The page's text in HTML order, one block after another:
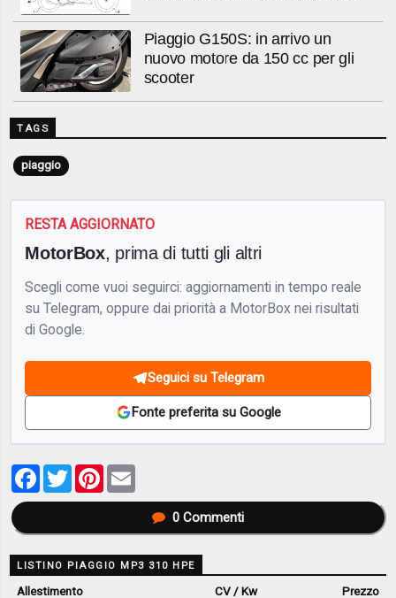
Piaggio G150S: in arrivo un
nuovo motore da 150 cc per gli
scooter
TAGS
piaggio
RESTA AGGIORNATO
MotorBox, prima di tutti gli altri
Scegli come vuoi seguirci: aggiornamenti in tempo reale
su Telegram, oppure dai priorità a MotorBox nei risultati
di Google.
Seguici su Telegram
Fonte preferita su Google
Facebook
TwitterPinterest
0Commenti
LISTINO PIAGGIO MP3 310 HPE
Allestimento CV / Kw Prezzo